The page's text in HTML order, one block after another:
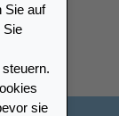
Sie auf
Sie
sie